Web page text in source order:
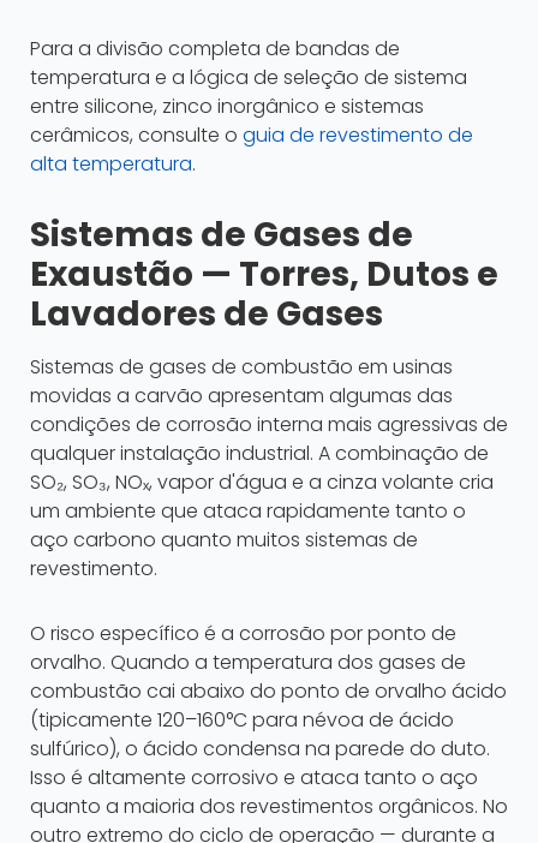
Para a divisão completa de bandas de
temperatura e a lógica de seleção de sistema
entre silicone, zinco inorgânico e sistemas
cerâmicos, consulte o guia de revestimento de
alta temperatura.
Sistemas de Gases de
Exaustão — Torres, Dutos e
Lavadores de Gases
Sistemas de gases de combustão em usinas
movidas a carvão apresentam algumas das
condições de corrosão interna mais agressivas de
qualquer instalação industrial. A combinação de
SO₂, SO₃, NOₓ, vapor d'água e a cinza volante cria
um ambiente que ataca rapidamente tanto o
aço carbono quanto muitos sistemas de
revestimento.
O risco específico é a corrosão por ponto de
orvalho. Quando a temperatura dos gases de
combustão cai abaixo do ponto de orvalho ácido
(tipicamente 120–160°C para névoa de ácido
sulfúrico), o ácido condensa na parede do duto.
Isso é altamente corrosivo e ataca tanto o aço
quanto a maioria dos revestimentos orgânicos. No
outro extremo do ciclo de operação — durante a